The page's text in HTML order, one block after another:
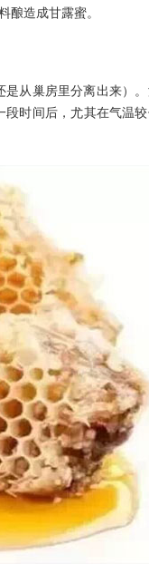
酿造成甘露蜜。
从巢房里分离出来）
时间后，尤其在气温